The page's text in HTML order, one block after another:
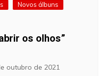
Novos álbuns
os olhos”
outubro de 2021